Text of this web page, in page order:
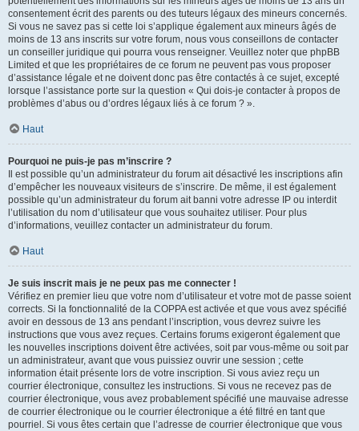
consentement écrit des parents ou des tuteurs légaux des mineurs concernés.
Si vous ne savez pas si cette loi s’applique également aux mineurs âgés de
moins de 13 ans inscrits sur votre forum, nous vous conseillons de contacter
un conseiller juridique qui pourra vous renseigner. Veuillez noter que phpBB
Limited et que les propriétaires de ce forum ne peuvent pas vous proposer
d’assistance légale et ne doivent donc pas être contactés à ce sujet, excepté
lorsque l’assistance porte sur la question « Qui dois-je contacter à propos de
problèmes d’abus ou d’ordres légaux liés à ce forum ? ».
Haut
Pourquoi ne puis-je pas m’inscrire ?
Il est possible qu’un administrateur du forum ait désactivé les inscriptions afin
d’empêcher les nouveaux visiteurs de s’inscrire. De même, il est également
possible qu’un administrateur du forum ait banni votre adresse IP ou interdit
l’utilisation du nom d’utilisateur que vous souhaitez utiliser. Pour plus
d’informations, veuillez contacter un administrateur du forum.
Haut
Je suis inscrit mais je ne peux pas me connecter !
Vérifiez en premier lieu que votre nom d’utilisateur et votre mot de passe soient
corrects. Si la fonctionnalité de la COPPA est activée et que vous avez spécifié
avoir en dessous de 13 ans pendant l’inscription, vous devrez suivre les
instructions que vous avez reçues. Certains forums exigeront également que
les nouvelles inscriptions doivent être activées, soit par vous-même ou soit par
un administrateur, avant que vous puissiez ouvrir une session ; cette
information était présente lors de votre inscription. Si vous aviez reçu un
courrier électronique, consultez les instructions. Si vous ne recevez pas de
courrier électronique, vous avez probablement spécifié une mauvaise adresse
de courrier électronique ou le courrier électronique a été filtré en tant que
pourriel. Si vous êtes certain que l’adresse de courrier électronique que vous